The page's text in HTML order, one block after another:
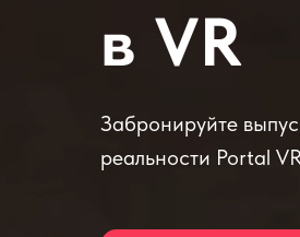
в VR
Забронируйте
реальности Portal